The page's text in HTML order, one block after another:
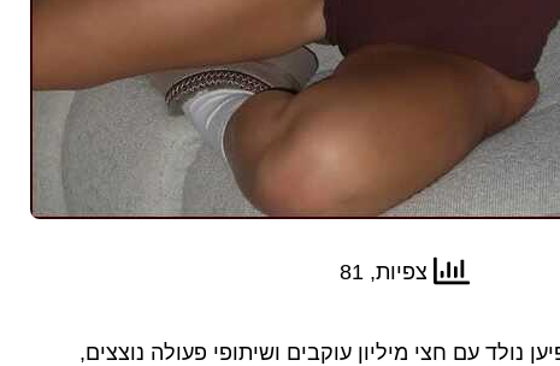
צפיות, 81
נולד עם חצי מיליון עוקבים ושיתופי פעולה נוצצים,